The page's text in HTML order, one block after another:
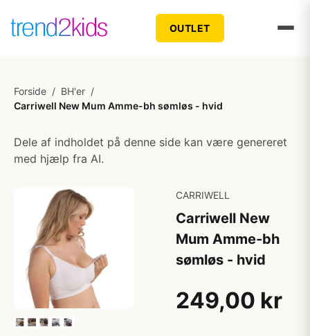
OUTLET
Forside / BH'er /
Carriwell New Mum Amme-bh sømløs - hvid
Dele af indholdet på denne side kan være genereret
med hjælp fra AI.
CARRIWELL
Carriwell New
Mum Amme-bh
sømløs - hvid
249,00 kr